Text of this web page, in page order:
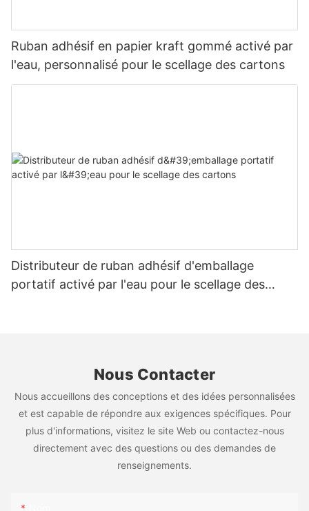
Ruban adhésif en papier kraft gommé activé par
l'eau, personnalisé pour le scellage des cartons
Distributeur de ruban adhésif d'emballage
portatif activé par l'eau pour le scellage des
Nous Contacter
Nous accueillons des conceptions et des idées personnalisées
et est capable de répondre aux exigences spécifiques. Pour
plus d'informations, visitez le site Web ou contactez-nous
directement avec des questions ou des demandes de
renseignements.